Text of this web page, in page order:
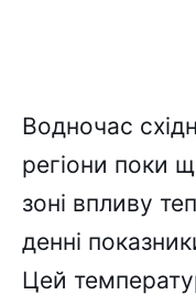
Водночас
регіони поки
зоні впливу
денні
Цей